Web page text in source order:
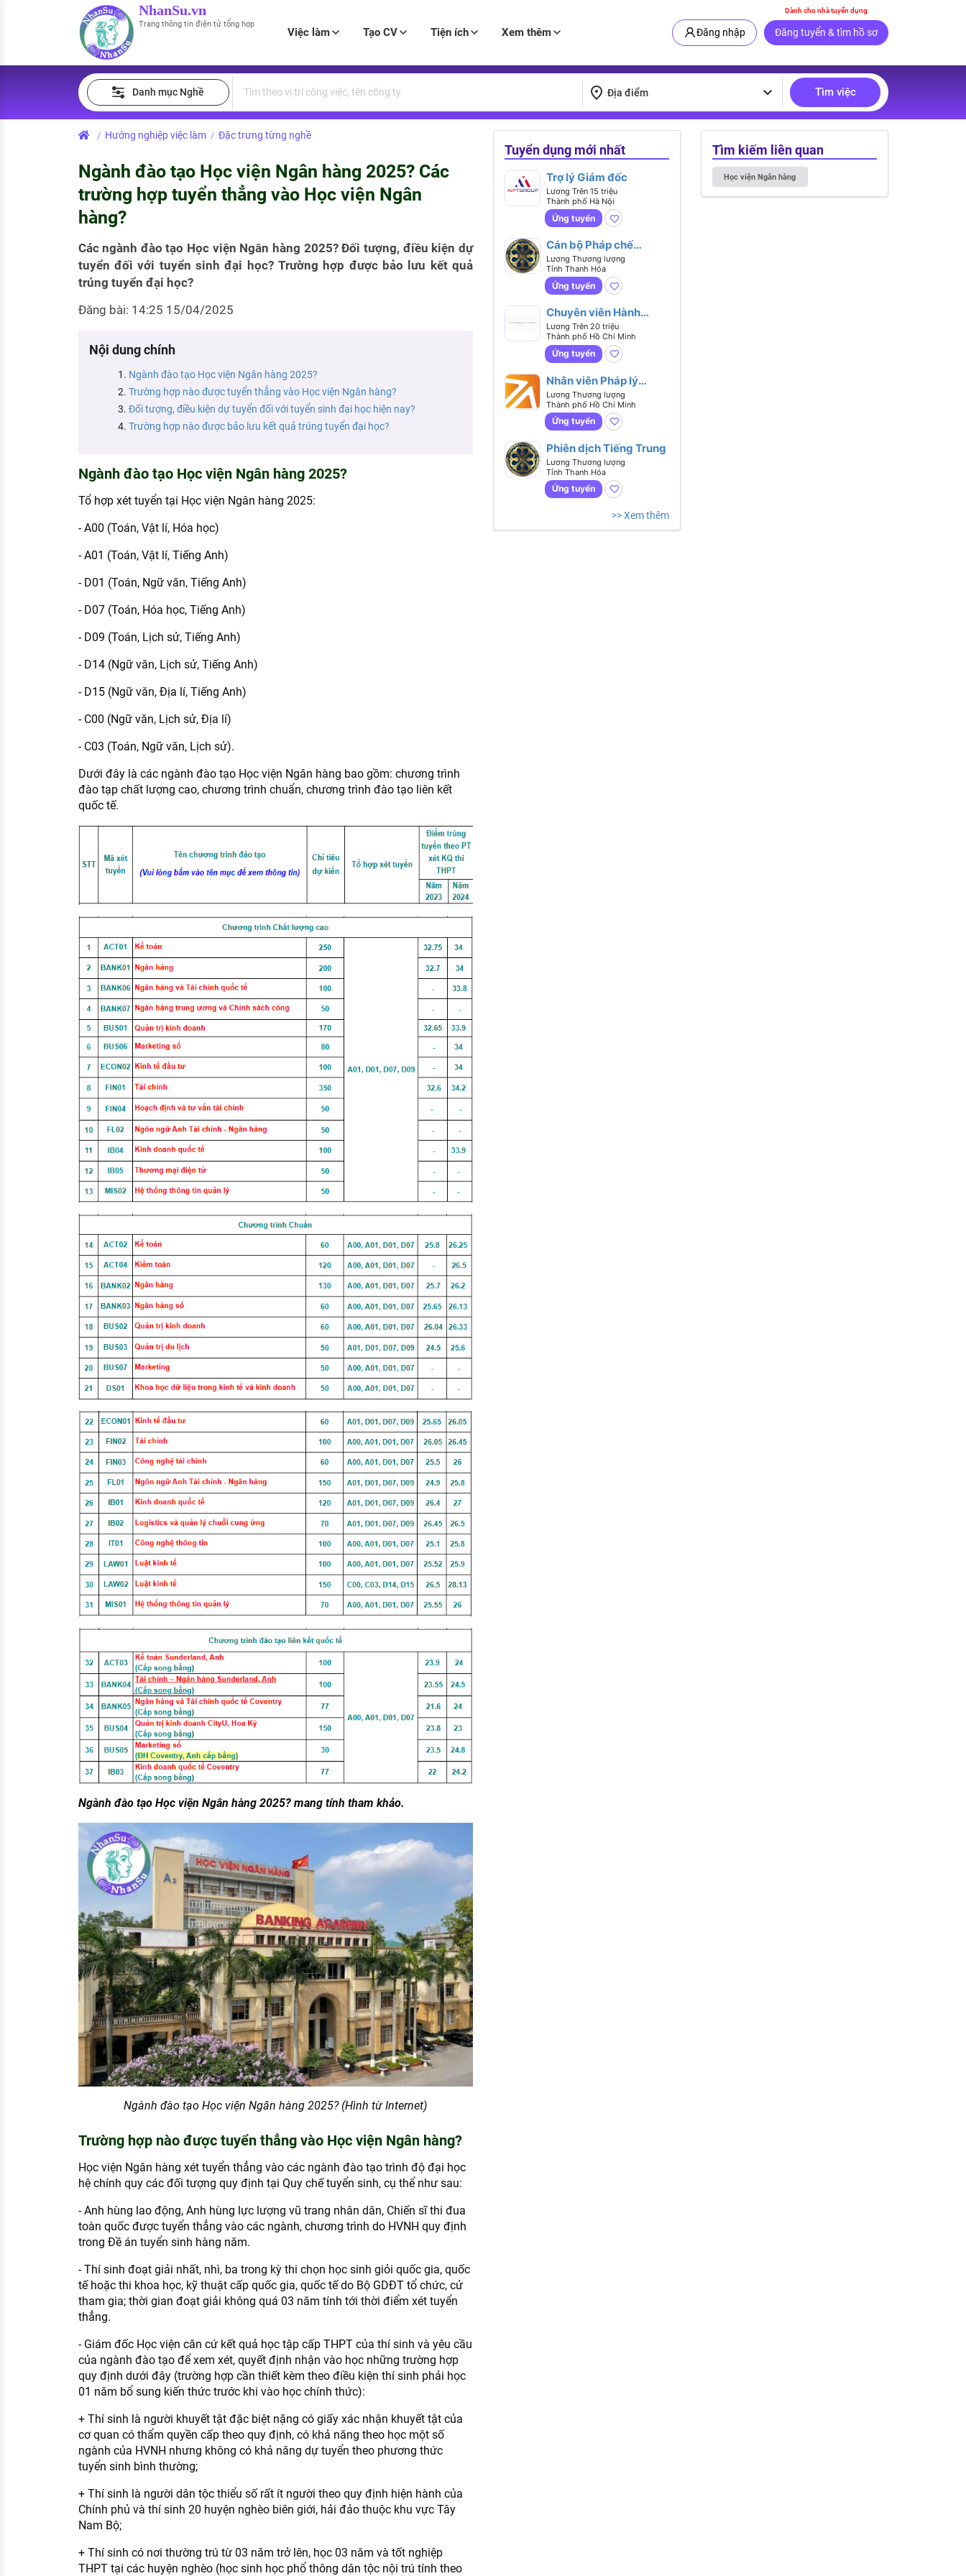
Dành cho nhà tuyển dụng
NhanSu.vn
Trang thông tin điện tử tổng hợp
Việc làm Tạo CV Tiện ích Xem thêm Đăng nhập Đăng tuyển & tìm hồ sơ
Tìm việc làm
Việc làm tốt nhất
Danh sách nhà tuyển dụng
Nhà tuyển dụng hàng đầu
Quản lý CV
MẪU CV THEO STYLE
Mẫu CV đơn giản
Mẫu CV hiện đại
Tính lương Gross - Net
PHÁP LUẬT VIỆT NAM
Văn bản pháp luật
Chính sách mới
Lao động và tiền lương
Bảo hiểm và phúc lợi
Thuế thu nhập
Hồ sơ biểu mẫu
Chính sách lao động
Tử vi nghề nghiệp
Kỹ năng nghề nghiệp
HƯỚNG NGHIỆP VIỆC LÀM
Xu hướng việc làm
XÂY DỰNG VÀ PHÁT TRIỂN ĐỘI NGŨ
TUYỂN DỤNG VIỆC LÀM
Danh mục Nghề Địa điểm Tìm việc
/ Hướng nghiệp việc làm / Đặc trưng từng nghề
Ngành đào tạo Học viện Ngân hàng 2025? Các
trường hợp tuyển thẳng vào Học viện Ngân
hàng?
Các ngành đào tạo Học viện Ngân hàng 2025? Đối tượng, điều kiện dự
tuyển đối với tuyển sinh đại học? Trường hợp được bảo lưu kết quả
trúng tuyển đại học?
Đăng bài: 14:25 15/04/2025
Nội dung chính
Ngành đào tạo Học viện Ngân hàng 2025?
Trường hợp nào được tuyển thẳng vào Học viện Ngân hàng?
Đối tượng, điều kiện dự tuyển đối với tuyển sinh đại học hiện nay?
Trường hợp nào được bảo lưu kết quả trúng tuyển đại học?
Ngành đào tạo Học viện Ngân hàng 2025?
Tổ hợp xét tuyển tại Học viện Ngân hàng 2025:
- A00 (Toán, Vật lí, Hóa học)
- A01 (Toán, Vật lí, Tiếng Anh)
- D01 (Toán, Ngữ văn, Tiếng Anh)
- D07 (Toán, Hóa học, Tiếng Anh)
- D09 (Toán, Lịch sử, Tiếng Anh)
- D14 (Ngữ văn, Lịch sử, Tiếng Anh)
- D15 (Ngữ văn, Địa lí, Tiếng Anh)
- C00 (Ngữ văn, Lịch sử, Địa lí)
- C03 (Toán, Ngữ văn, Lịch sử).
Dưới đây là các ngành đào tạo Học viện Ngân hàng bao gồm: chương trình
đào tạp chất lượng cao, chương trình chuẩn, chương trình đào tạo liên kết
quốc tế.
Ngành đào tạo Học viện Ngân hàng 2025? mang tính tham khảo.
Ngành đào tạo Học viện Ngân hàng 2025? (Hình từ Internet)
Trường hợp nào được tuyển thẳng vào Học viện Ngân hàng?
Học viện Ngân hàng xét tuyển thẳng vào các ngành đào tạo trình độ đại học
hệ chính quy các đối tượng quy định tại Quy chế tuyển sinh, cụ thể như sau:
- Anh hùng lao động, Anh hùng lực lượng vũ trang nhân dân, Chiến sĩ thi đua
toàn quốc được tuyển thẳng vào các ngành, chương trình do HVNH quy định
trong Đề án tuyển sinh hàng năm.
- Thí sinh đoạt giải nhất, nhì, ba trong kỳ thi chọn học sinh giỏi quốc gia, quốc
tế hoặc thi khoa học, kỹ thuật cấp quốc gia, quốc tế do Bộ GDĐT tổ chức, cử
tham gia; thời gian đoạt giải không quá 03 năm tính tới thời điểm xét tuyển
thẳng.
- Giám đốc Học viện căn cứ kết quả học tập cấp THPT của thí sinh và yêu cầu
của ngành đào tạo để xem xét, quyết định nhận vào học những trường hợp
quy định dưới đây (trường hợp cần thiết kèm theo điều kiện thí sinh phải học
01 năm bổ sung kiến thức trước khi vào học chính thức):
+ Thí sinh là người khuyết tật đặc biệt nặng có giấy xác nhận khuyết tật của
cơ quan có thẩm quyền cấp theo quy định, có khả năng theo học một số
ngành của HVNH nhưng không có khả năng dự tuyển theo phương thức
tuyển sinh bình thường;
+ Thí sinh là người dân tộc thiểu số rất ít người theo quy định hiện hành của
Chính phủ và thí sinh 20 huyện nghèo biên giới, hải đảo thuộc khu vực Tây
Nam Bộ;
+ Thí sinh có nơi thường trú từ 03 năm trở lên, học 03 năm và tốt nghiệp
THPT tại các huyện nghèo (học sinh học phổ thông dân tộc nội trú tính theo
Tuyển dụng mới nhất
Trợ lý Giám đốc
Lương Trên 15 triệu
Thành phố Hà Nội
Ứng tuyển
Cán bộ Pháp chế
Doanh nghiệp
Lương Thương lượng
Tỉnh Thanh Hóa
Ứng tuyển
Chuyên viên Hành
chính nhân sự -
Biết tiếng
Anh hoặc tiếng Trung
Lương Trên 20 triệu
Thành phố Hồ Chí Minh
Ứng tuyển
Nhân viên Pháp lý
(Legal Executive)
Lương Thương lượng
Thành phố Hồ Chí Minh
Ứng tuyển
Phiên dịch Tiếng Trung
Lương Thương lượng
Tỉnh Thanh Hóa
Ứng tuyển
>> Xem thêm
Tìm kiếm liên quan
Học viện Ngân hàng